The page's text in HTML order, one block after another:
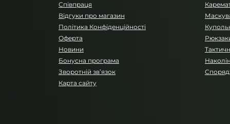
Співпраця
Відгуки про магазин
Політика Конфіденційності
Оферта
Новини
Бонусна програма
Зворотній зв’язок
Карта сайту